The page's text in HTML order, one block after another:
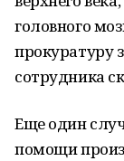
головного
прокуратуру
сотрудника
Еще один
помощи